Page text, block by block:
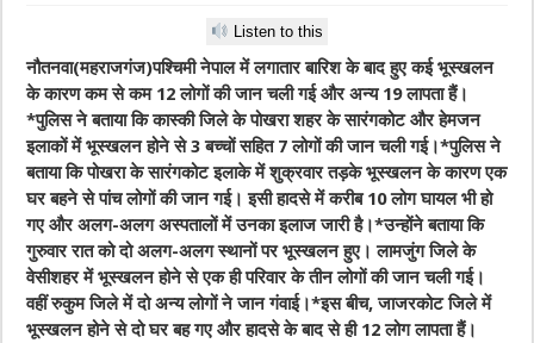
Listen to this
नौतनवा(महराजगंज)पश्चिमी नेपाल में लगातार बारिश के बाद हुए कई भूस्खलन
के कारण कम से कम 12 लोगों की जान चली गई और अन्य 19 लापता हैं।
*पुलिस ने बताया कि कास्की जिले के पोखरा शहर के सारंगकोट और हेमजन
इलाकों में भूस्खलन होने से 3 बच्चों सहित 7 लोगों की जान चली गई।*पुलिस ने
बताया कि पोखरा के सारंगकोट इलाके में शुक्रवार तड़के भूस्खलन के कारण एक
घर बहने से पांच लोगों की जान गई। इसी हादसे में करीब 10 लोग घायल भी हो
गए और अलग-अलग अस्पतालों में उनका इलाज जारी है।*उन्होंने बताया कि
गुरुवार रात को दो अलग-अलग स्थानों पर भूस्खलन हुए। लामजुंग जिले के
वेसीशहर में भूस्खलन होने से एक ही परिवार के तीन लोगों की जान चली गई।
वहीं रुकुम जिले में दो अन्य लोगों ने जान गंवाई।*इस बीच, जाजरकोट जिले में
भूस्खलन होने से दो घर बह गए और हादसे के बाद से ही 12 लोग लापता हैं।